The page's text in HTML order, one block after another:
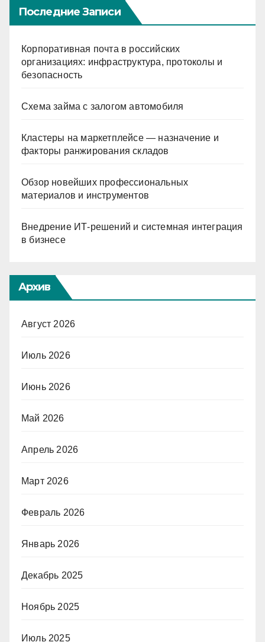
Последние Записи
Корпоративная почта в российских
организациях: инфраструктура, протоколы и
безопасность
Схема займа с залогом автомобиля
Кластеры на маркетплейсе — назначение и
факторы ранжирования складов
Обзор новейших профессиональных
материалов и инструментов
Внедрение ИТ-решений и системная интеграция
в бизнесе
Архив
Август 2026
Июль 2026
Июнь 2026
Май 2026
Апрель 2026
Март 2026
Февраль 2026
Январь 2026
Декабрь 2025
Ноябрь 2025
Июль 2025